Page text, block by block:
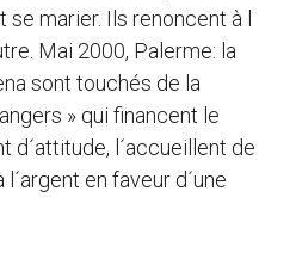
marier. Ils renoncent à l
Mai 2000, Palerme: la
sont touchés de la
» qui financent le
d´attitude, l´accueillent de
en faveur d´une